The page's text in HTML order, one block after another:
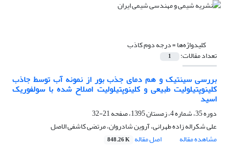
کلیدواژه‌ها =درجه دوم کاذب
تعداد مقالات: 1
بررسی سینتیک و هم دمای جذب بور از نمونه آب توسط جاذب
کلینوپتیلولیت طبیعی و کلینوپتیلولیت اصلاح شده با سولفوریک
اسید
دوره 35، شماره 4، زمستان 1395، صفحه
21-32
علی شکراله زاده طهرانی، آروین شادروان، مرتضی کاشفی الاصل
مشاهده مقاله
اصل مقاله 848.26 K